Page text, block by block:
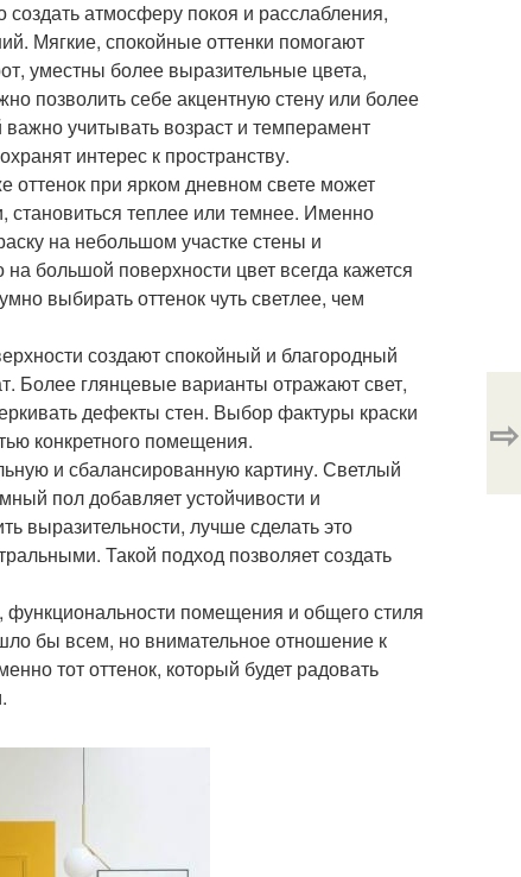
атмосферу покоя и расслабления,
Мягкие, спокойные оттенки помогают
уместны более выразительные цвета,
позволить себе акцентную стену или более
учитывать возраст и темперамент
интерес к пространству.
оттенок при ярком дневном свете может
становиться теплее или темнее. Именно
на небольшом участке стены и
большой поверхности цвет всегда кажется
выбирать оттенок чуть светлее, чем
создают спокойный и благородный
Более глянцевые варианты отражают свет,
дефекты стен. Выбор фактуры краски
конкретного помещения.
и сбалансированную картину. Светлый
пол добавляет устойчивости и
выразительности, лучше сделать это
Такой подход позволяет создать
функциональности помещения и общего стиля
бы всем, но внимательное отношение к
тот оттенок, который будет радовать
⇨